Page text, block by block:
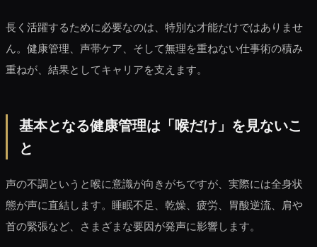
長く活躍するために必要なのは、特別な才能だけではありませ
ん。健康管理、声帯ケア、そして無理を重ねない仕事術の積み
重ねが、結果としてキャリアを支えます。
基本となる健康管理は「喉だけ」を見ないこ
と
声の不調というと喉に意識が向きがちですが、実際には全身状
態が声に直結します。睡眠不足、乾燥、疲労、胃酸逆流、肩や
首の緊張など、さまざまな要因が発声に影響します。